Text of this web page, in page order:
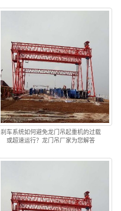
刹车系统如何避免龙门吊起重机的过载
或超速运行？龙门吊厂家为您解答